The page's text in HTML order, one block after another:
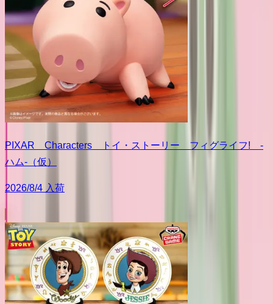
PIXAR Characters トイ・ストーリー フィグライフ! -
ハム-（仮）
2026/8/4 入荷